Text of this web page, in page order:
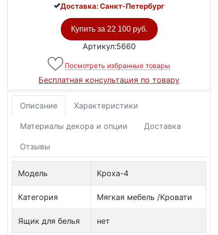
Доставка: Санкт-Петербург
Купить за 22 100 руб.
Артикул:5660
Посмотреть избранные товары
Бесплатная консультация по товару
Описание Характеристики
Материалы декора и опции Доставка
Отзывы
Модель Кроха-4
Категория Мягкая мебель /Кровати
Ящик для белья нет